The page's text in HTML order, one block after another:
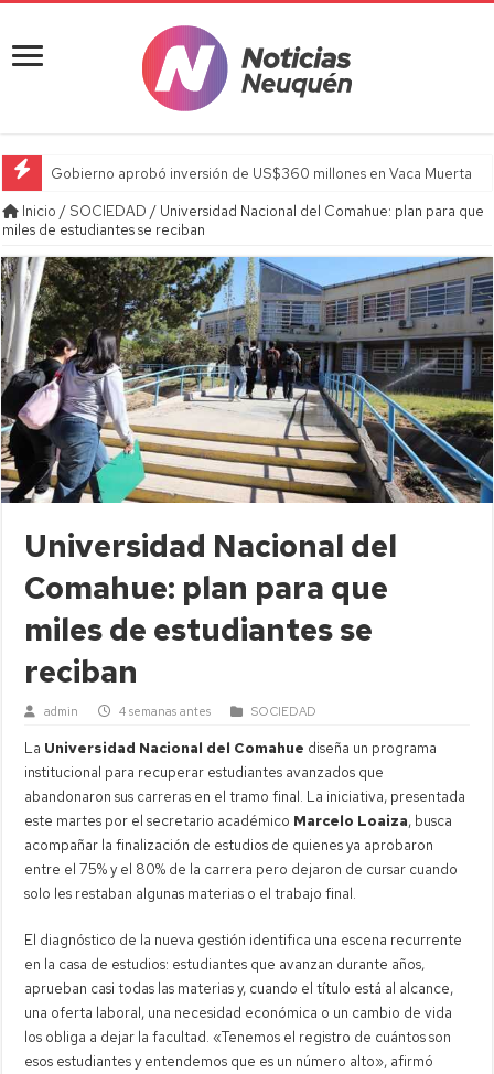
Gobierno aprobó inversión de US$360 millones en Vaca Muerta
Inicio / SOCIEDAD / Universidad Nacional del Comahue: plan para que
miles de estudiantes se reciban
Universidad Nacional del
Comahue: plan para que
miles de estudiantes se
reciban
admin 4 semanas antes SOCIEDAD
La Universidad Nacional del Comahue diseña un programa
institucional para recuperar estudiantes avanzados que
abandonaron sus carreras en el tramo final. La iniciativa, presentada
este martes por el secretario académico Marcelo Loaiza, busca
acompañar la finalización de estudios de quienes ya aprobaron
entre el 75% y el 80% de la carrera pero dejaron de cursar cuando
solo les restaban algunas materias o el trabajo final.
El diagnóstico de la nueva gestión identifica una escena recurrente
en la casa de estudios: estudiantes que avanzan durante años,
aprueban casi todas las materias y, cuando el título está al alcance,
una oferta laboral, una necesidad económica o un cambio de vida
los obliga a dejar la facultad. «Tenemos el registro de cuántos son
esos estudiantes y entendemos que es un número alto», afirmó